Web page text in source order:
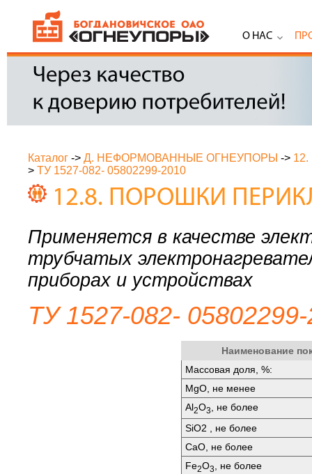
О НАС
Каталог -> Д. НЕФОРМОВАННЫЕ ОГНЕУПОРЫ ->
> ТУ 1527-082- 05802299-2010
12.8. ПОРОШКИ
Применяется в качестве
трубчатых
приборах и устройствах
ТУ 1527-082-
Наименование
Массовая доля, %:
МgО, не менее
Аl2O3
, не более
SiО2 , не более
СаО, не более
Fе2O3
, не более